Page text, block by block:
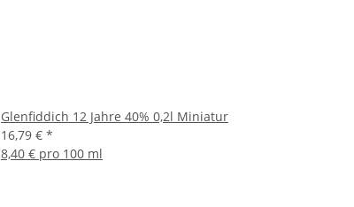
Glenfiddich 12 Jahre 40% 0,2l Miniatur
16,79 € *
8,40 € pro 100 ml